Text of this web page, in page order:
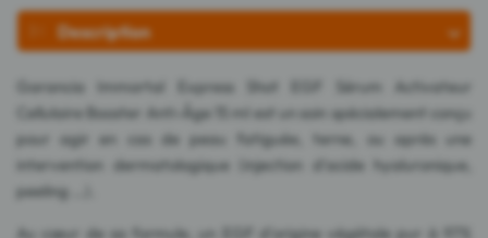
Description
Garancia Immortal Express Shot EGF Sérum Activateur
Cellulaire Booster Anti-Âge 15 ml est un soin spécialement conçu
pour agir en cas de peau fatiguée, terne, ou après une
intervention dermatologique (injection d'acide hyaluronique,
peeling ...).
Au cœur de sa formule, un EGF d'origine végétale pur à 97%